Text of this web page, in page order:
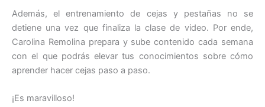
Además, el entrenamiento de cejas y pestañas no se
detiene una vez que finaliza la clase de video. Por ende,
Carolina Remolina prepara y sube contenido cada semana
con el que podrás elevar tus conocimientos sobre cómo
aprender hacer cejas paso a paso.
¡Es maravilloso!